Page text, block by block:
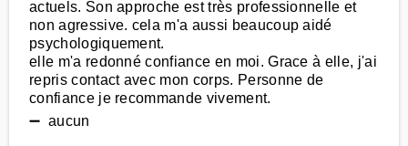
actuels. Son approche est très professionnelle et
non agressive. cela m'a aussi beaucoup aidé
psychologiquement.
elle m'a redonné confiance en moi. Grace à elle, j'ai
repris contact avec mon corps. Personne de
confiance je recommande vivement.
➖ aucun